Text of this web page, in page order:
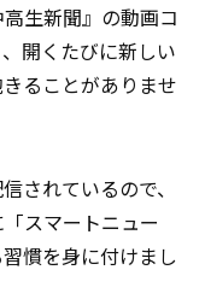
生新聞』の動画コ
開くたびに新しい
ることがありませ
されているので、
スマートニュー
慣を身に付けまし